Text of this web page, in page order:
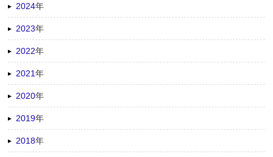
2024年
2023年
2022年
2021年
2020年
2019年
2018年